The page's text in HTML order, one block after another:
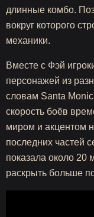
длинные комбо.
вокруг которого
механики.
Вместе с Фэй
персонажей из
словам Santa
скорость боёв
миром и акцентом
последних частей
показала около 20
раскрыть больше